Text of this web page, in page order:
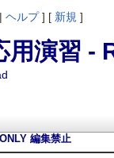
ヘルプ] [ 新規 ]
用演習 -
編集禁止